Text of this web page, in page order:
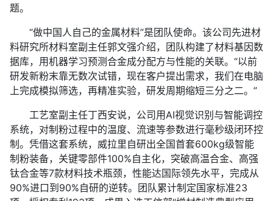
题。
“做中国人自己的金属材料”是团队使命。该公司先进材
料研究所材料室副主任郭文强介绍，团队构建了材料基因数
据库，用机器学习预测合金成分配方与性能的关联。“以前
研发新粉末靠无数次试错，现在客户提出需求，我们在电脑
上完成模拟筛选，再精准实验，研发周期缩短三分之二。”
工艺室副主任丁西安说，公司用AI视觉识别与智能调控
系统，对制粉过程中的温度、流速等参数进行毫秒级闭环控
制。凭借这套系统，威拉里自研出全国首套600kg级智能
制粉装备，关键零部件100%自主化，突破高温合金、高强
钛合金等7款材料技术瓶颈，性能达国际领先水平，完成从
90%进口到90%自研的逆转。团队累计制定国家标准23